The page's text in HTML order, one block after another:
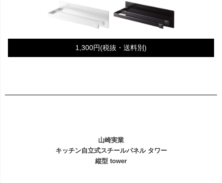
1,300円(税抜・送料別)
山崎実業
キッチン自立式スチールパネル タワー
縦型 tower